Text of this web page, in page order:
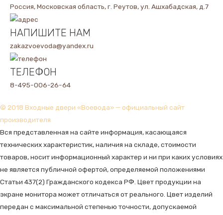
Россия, Московская область, г. Реутов, ул. Ашхабадская, д.7
НАПИШИТЕ НАМ
zakazvoevoda@yandex.ru
ТЕЛЕФОН
8-495-006-26-64
© 2018 Входные двери «Воевода» — официальный сайт
производителя
Вся представленная на сайте информация, касающаяся
технических характеристик, наличия на складе, стоимости
товаров, носит информационный характер и ни при каких условиях
не является публичной офертой, определяемой положениями
Статьи 437(2) Гражданского кодекса РФ. Цвет продукции на
экране монитора может отличаться от реального. Цвет изделий
передан с максимальной степенью точности, допускаемой